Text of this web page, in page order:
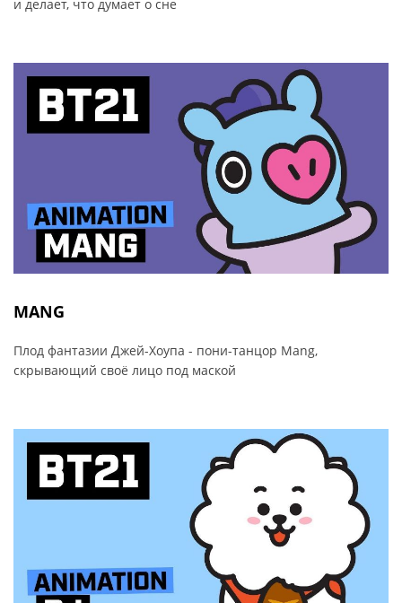
и делает, что думает о сне
MANG
Плод фантазии Джей-Хоупа - пони-танцор Mang,
скрывающий своё лицо под маской